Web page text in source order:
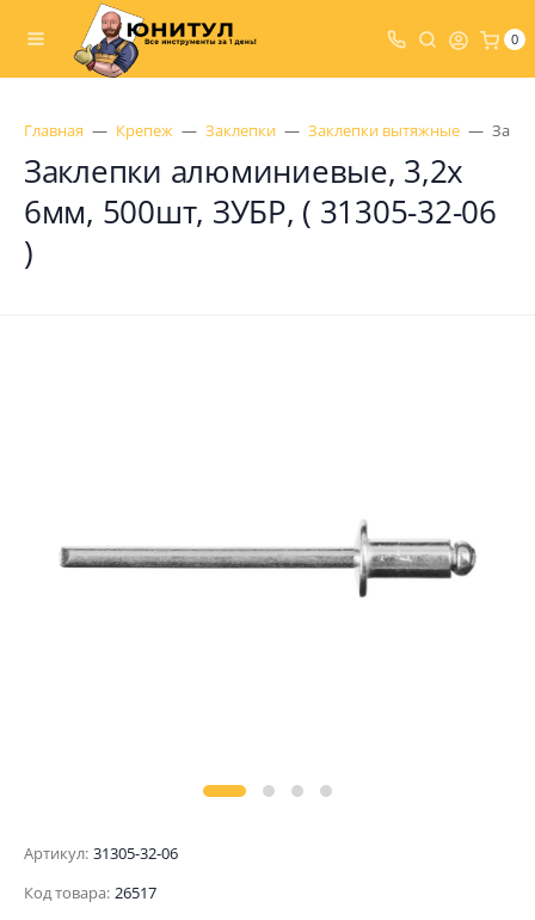
0
Главная Крепеж Заклепки Заклепки вытяжные
Заклепки алюминиевые, 3,2x
6мм, 500шт, ЗУБР, ( 31305-32-06
)
Артикул: 31305-32-06
Код товара: 26517